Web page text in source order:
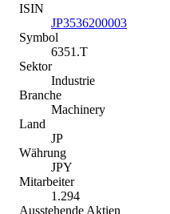
ISIN
JP3536200003
Symbol
6351.T
Sektor
Industrie
Branche
Machinery
Land
JP
Währung
JPY
Mitarbeiter
1.294
Ausstehende Aktien